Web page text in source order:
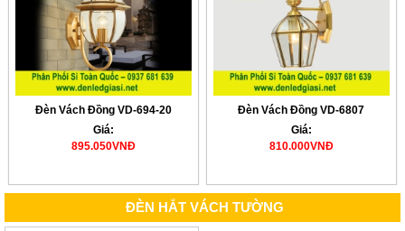
Đèn Vách Đồng VD-694-20
Giá:
895.050VNĐ
Đèn Vách Đồng VD-6807
Giá:
810.000VNĐ
ĐÈN HẮT VÁCH TƯỜNG